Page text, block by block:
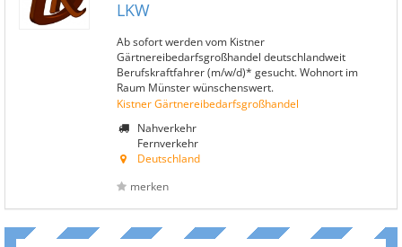
LKW
Ab sofort werden vom Kistner
Gärtnereibedarfsgroßhandel deutschlandweit
Berufskraftfahrer (m/w/d)* gesucht. Wohnort im
Raum Münster wünschenswert.
Kistner Gärtnereibedarfsgroßhandel
Nahverkehr
Fernverkehr
Deutschland
merken